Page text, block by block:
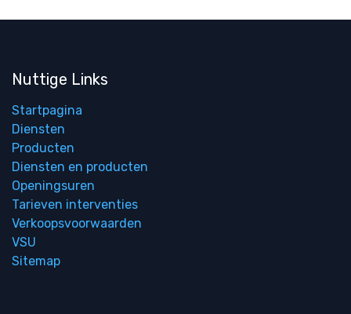
Nuttige Links
Startpagina
Diensten
Producten
Diensten en producten
Openingsuren
Tarieven interventies
Verkoopsvoorwaarden
VSU
Sitemap